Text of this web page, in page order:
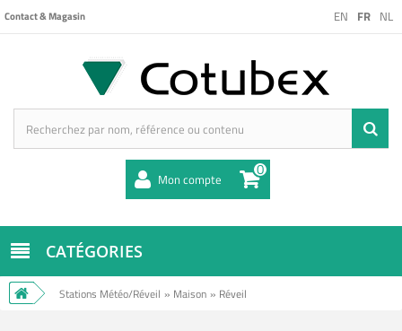
EN FR NL
Contact & Magasin
Mon compte 0
CATÉGORIES
Stations Météo/Réveil » Maison » Réveil